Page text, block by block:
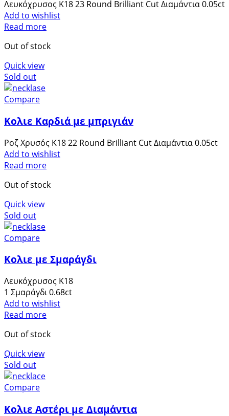
Λευκόχρυσος Κ18 23 Round Brilliant Cut Διαμάντια 0.05ct
Add to wishlist
Read more
Out of stock
Quick view
Sold out
Compare
Κολιε Καρδιά με μπριγιάν
Ροζ Χρυσός Κ18 22 Round Brilliant Cut Διαμάντια 0.05ct
Add to wishlist
Read more
Out of stock
Quick view
Sold out
Compare
Κολιε με Σμαράγδι
Λευκόχρυσος Κ18
1 Σμαράγδι 0.68ct
Add to wishlist
Read more
Out of stock
Quick view
Sold out
Compare
Κολιε Αστέρι με Διαμάντια